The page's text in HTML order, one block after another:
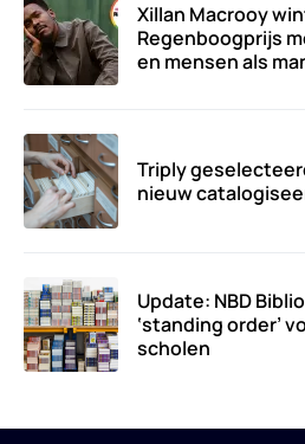
Xillan Macrooy
Regenboogprijs
en mensen als
Triply
nieuw
Update: NBD
‘standing order’
scholen